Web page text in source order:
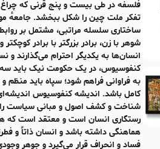
فلسفه در طی بیست و پنج قرنی که
تفکر ملت چین را شکل ببخشد. جامعهٔ
ساختاری سلسله مراتبی، مشتمل بر روابط
شوهر با زن، برادر بزرگتر با برادر
انسان‌ها به یکدیگر احترام می‌گذارند
کنفوسیوس، در یک حکومت نیک باید
به فراوانی فراهم شود؛ سپاه باید منظم
کامل باشد. اندیشه کنفوسیوس
شناخت و کشف اصول و مبانی سیاست
رستگاری انسان است و معتقد است که
هماهنگی داشته باشد و انسان ذاتاً و
فساد و انحراف قرار می‌گیرد و جوهر